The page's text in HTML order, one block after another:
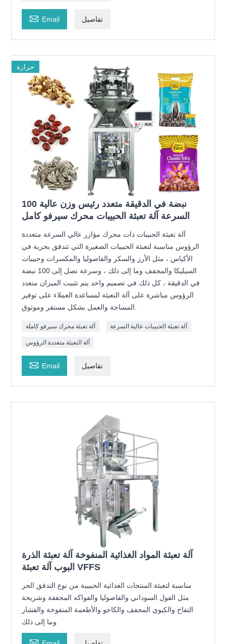
 Email تفاصيل
حرارة
100 نبضة في الدقيقة متعدد رئيس وزن عالية
السرعة آلة تعبئة الحبيبات محرك سيرفو كامل
آلة تعبئة الحبيبات ذات محرك مؤازر عالي السرعة متعددة
الرؤوس مناسبة لتعبئة الحبيبات الصغيرة التي تتدفق بحرية في
الأكياس ، مثل الأرز والسكر والفاصوليا والمكسرات وحبيبات
السيليكا والمجفف وما إلى ذلك ، وسرعة تصل إلى 100 نبضة
في الدقيقة ، كل ذلك في تصميم واحد يتم تثبيت الميزان متعدد
الرؤوس مباشرة على آلة التعبئة لمساعدة العملاء على توفير
آلة تعبئة محرك سيرفو كاملة آلة تعبئة الحبيبات عالية السرعة
آلة التعبئة متعددة الرؤوس
 Email تفاصيل
آلة تعبئة المواد الغذائية المنفوخة آلة تعبئة الذرة
البوب ​​آلة تعبئة VFFS
مناسبة لتعبئة المنتجات الغذائية الحبيبية من نوع التدفق الحر
مثل الفول السوداني والفاصوليا والفواكه المجففة وشريحة
التفاح والكيوي المجفف والكاجو والأطعمة المنفوخة والفشار
وما إلى ذلك.